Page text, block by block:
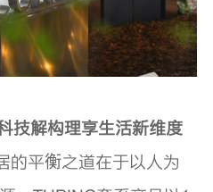
技解构理享生活新维度
的平衡之道在于以人为